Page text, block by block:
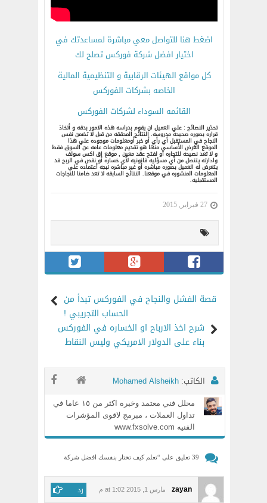
اضغط هنا للتواصل معي مباشرة لمساعدتك في
اختيار افضل شركة فوركس تصلح لك
كل مواقع الهيئات الرقابية و التنظيمية المالية
الخاصه بشركات الفوركس
القائمه السوداء لشركات الفوركس
تحذير النصائح : علي العميل ان يقوم بدراسه هذه الامور بدقه و أتخاذ
قراره بصوره صحيحه مدروسه. النتائج المحققه من قبل لا تضمن نفس
النجاح في المستقبل أي رأي أو خبر أومعلومات موجوده علي هذا
الموقع الغرض الأساسي منها هو تقديم معلومات عامه عن السوق فقط
و لا تعد نصيحه للتجاره أو لفتح عقد معين , موقع اق اكس سولف
وادارته يتنصل من أي مسؤليه قانونيه لأي خساره أو نقص في الربح قد
يتعرض له العميل بصوره مباشره أو غير مباشره نبجه أعتماده علي
المعلومات المنشوره في موقعنا. النتائج السابقه لا تعد ضامنا للنجاجات
المستقبليه.
27 فبراير, 2015
قصة الفشل والنجاح في الفوركس تبدأ من
الحساب التجريبي !
شرح اخذ الارباح او الخساره في الفوركس
بناء على الدولار الامريكي وليس النقاط
الكاتب: Mohamed Alsheikh
محلل فني معتمد وخبره اكثر من ١٥ عاما في
تداول العملات ، مبرمج لاقوى المؤشرات
الفنيه www.fxsolve.com
39 تعليق على “ تعلم كيف تختار بنفسك افضل شركة
فوركس
zayan مارس 1, 2015 at 1:02 م رد